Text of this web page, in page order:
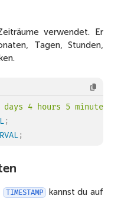
verwendet. Er
Tagen, Stunden,
4 hours 5 minutes 6
;
;
TIMESTAMP kannst du auf